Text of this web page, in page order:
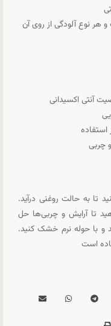
هر نوع آلودگی از روی آن
آنتی اکسیدانی
چربی
تا به حالت روغنی درآید.
آرایش و چربی‌ها حل
و با حوله نرم خشک کنید.
است